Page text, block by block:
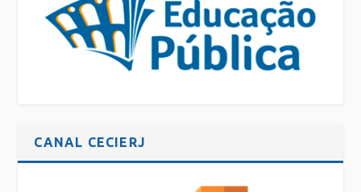
CANAL CECIERJ